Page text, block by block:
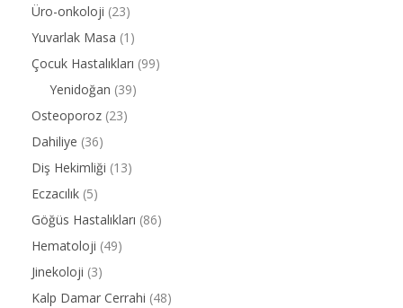
Üro-onkoloji (23)
Yuvarlak Masa (1)
Çocuk Hastalıkları (99)
Yenidoğan (39)
Osteoporoz (23)
Dahiliye (36)
Diş Hekimliği (13)
Eczacılık (5)
Göğüs Hastalıkları (86)
Hematoloji (49)
Jinekoloji (3)
Kalp Damar Cerrahi (48)